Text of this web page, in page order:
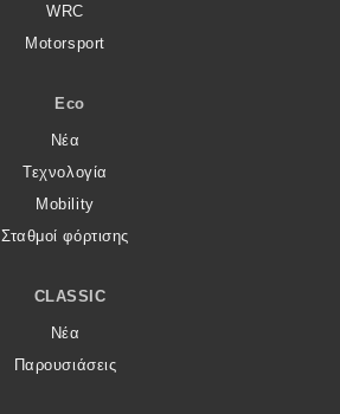
WRC
Motorsport
Eco
Νέα
Τεχνολογία
Mobility
Σταθμοί φόρτισης
CLASSIC
Νέα
Παρουσιάσεις